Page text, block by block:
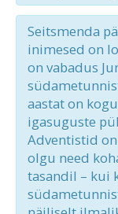
Seitsmenda
inimesed on
on vabadus
aastat on
igasuguste
Adventistid
olgu need
tasandil – kui